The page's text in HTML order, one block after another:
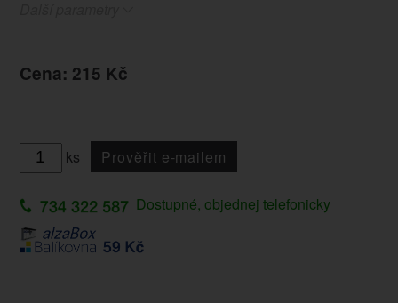
Cena: 215 Kč
ks Prověřit e-mailem
Dostupné, objednej telefonicky